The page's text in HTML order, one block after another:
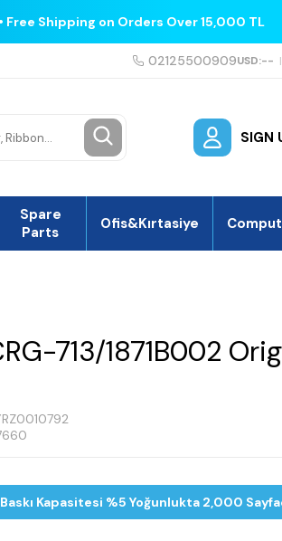
Shipping on Orders Over 15,000 TL
02125500909USD:-- |
SIGN
Spare
Parts
Ofis&Kırtasiye
713/1871B002
Baskı Kapasitesi %5 Yoğunlukta 2,000